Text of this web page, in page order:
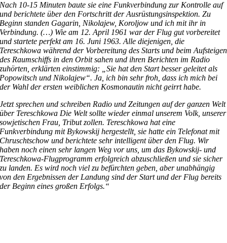
Nach 10-15 Minuten baute sie eine Funkverbindung zur Kontrolle auf
und berichtete über den Fortschritt der Ausrüstungsinspektion. Zu
Beginn standen Gagarin, Nikolajew, Koroljow und ich mit ihr in
Verbindung. (…) Wie am 12. April 1961 war der Flug gut vorbereitet
und startete perfekt am 16. Juni 1963. Alle diejenigen, die
Tereschkowa während der Vorbereitung des Starts und beim Aufsteigen
des Raumschiffs in den Orbit sahen und ihren Berichten im Radio
zuhörten, erklärten einstimmig: „Sie hat den Start besser geleitet als
Popowitsch und Nikolajew“. Ja, ich bin sehr froh, dass ich mich bei
der Wahl der ersten weiblichen Kosmonautin nicht geirrt habe.
Jetzt sprechen und schreiben Radio und Zeitungen auf der ganzen Welt
über Tereschkowa Die Welt sollte wieder einmal unserem Volk, unserer
sowjetischen Frau, Tribut zollen. Tereschkowa hat eine
Funkverbindung mit Bykowskij hergestellt, sie hatte ein Telefonat mit
Chruschtschow und berichtete sehr intelligent über den Flug. Wir
haben noch einen sehr langen Weg vor uns, um das Bykowskij- und
Tereschkowa-Flugprogramm erfolgreich abzuschließen und sie sicher
zu landen. Es wird noch viel zu befürchten geben, aber unabhängig
von den Ergebnissen der Landung sind der Start und der Flug bereits
der Beginn eines großen Erfolgs.“